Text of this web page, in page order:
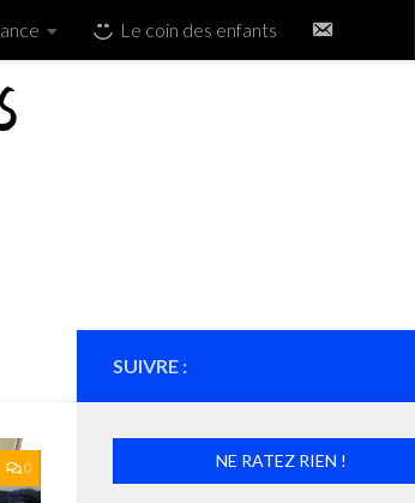
Le coin des enfants
Contactez-
0
SUIVRE :
NE RATEZ RIEN !